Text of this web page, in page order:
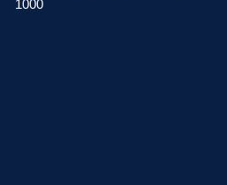
1000
সম্পূর্ণ গাইড